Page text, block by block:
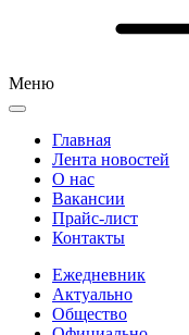
Меню
Главная
Лента новостей
О нас
Вакансии
Прайс-лист
Контакты
Ежедневник
Актуально
Общество